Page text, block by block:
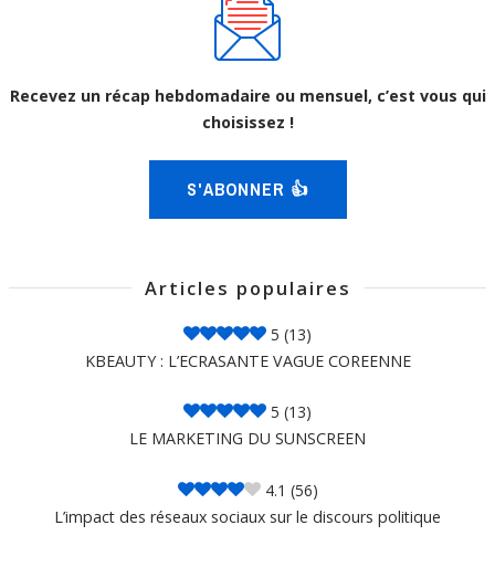
Recevez un récap hebdomadaire ou mensuel, c’est vous qui
choisissez !
S'ABONNER 👍
Articles populaires
5 (13)
KBEAUTY : L’ECRASANTE VAGUE COREENNE
5 (13)
LE MARKETING DU SUNSCREEN
4.1 (56)
L’impact des réseaux sociaux sur le discours politique